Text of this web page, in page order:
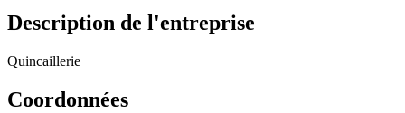
Description de l'entreprise
Quincaillerie
Coordonnées